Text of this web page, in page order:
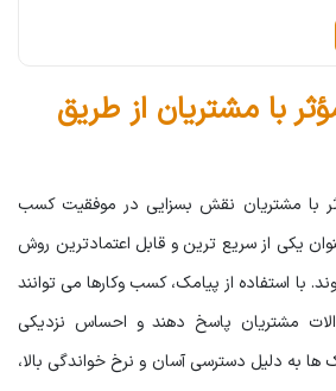
با مشتریان از طریق
با مشتریان نقش بسزایی در موفقیت کسب
یکی از سریع ترین و قابل اعتمادترین روش
با استفاده از پیامک، کسب وکارها می توانند
مشتریان پاسخ دهند و احساس نزدیکی
ها به دلیل دسترسی آسان و نرخ خواندگی بالا،